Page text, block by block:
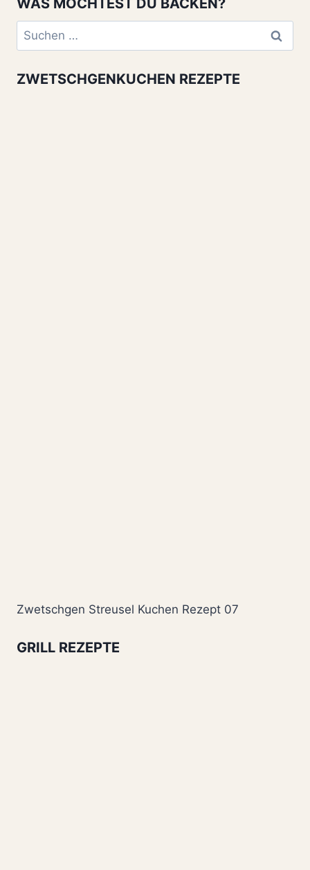
WAS MÖCHTEST DU BACKEN?
Suchen
nach:
ZWETSCHGENKUCHEN REZEPTE
Zwetschgen Streusel Kuchen Rezept 07
GRILL REZEPTE